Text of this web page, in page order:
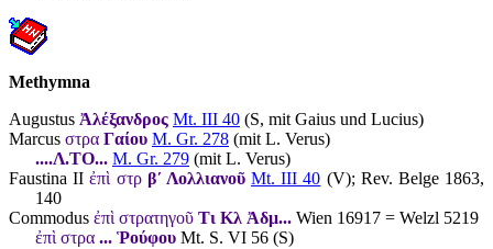
Methymna
Augustus Ἀλέξανδρος Mt. III 40 (S, mit Gaius und Lucius)
Marcus στρα Γαίου M. Gr. 278 (mit L. Verus)
....Λ.ΤΟ... M. Gr. 279 (mit L. Verus)
Faustina IIἐπὶ στρ βʹ Λολλιανοῦ Mt. III 40 (V); Rev. Belge 1863,
140
Commodus ἐπὶ στρατηγοῦ Τι Κλ Ἀδμ... Wien 16917 = Welzl 5219
ἐπὶ στρα ... Ῥούφου Mt. S. VI 56 (S)